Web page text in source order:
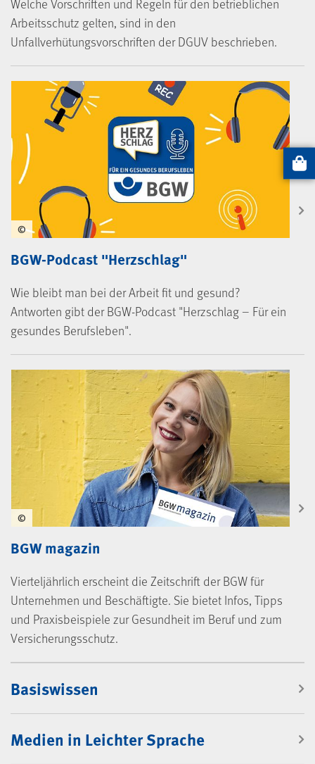
Welche Vorschriften und Regeln für den betrieblichen
Arbeitsschutz gelten, sind in den
Unfallverhütungsvorschriften der DGUV beschrieben.
BGW-Podcast "Herzschlag"
Wie bleibt man bei der Arbeit fit und gesund?
Antworten gibt der BGW-Podcast "Herzschlag – Für ein
gesundes Berufsleben".
©
BGW magazin
Vierteljährlich erscheint die Zeitschrift der BGW für
Unternehmen und Beschäftigte. Sie bietet Infos, Tipps
und Praxisbeispiele zur Gesundheit im Beruf und zum
Versicherungsschutz.
©
Basiswissen
Medien in Leichter Sprache
Artikel